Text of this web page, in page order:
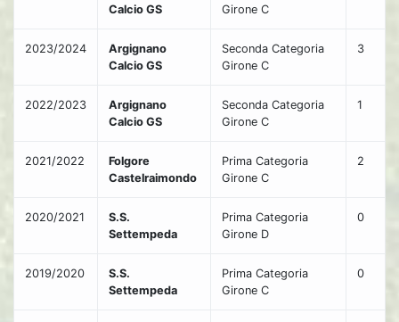
Calcio GS
Girone C
2023/2024
Argignano
Calcio GS
Seconda Categoria
Girone C
3
2022/2023
Argignano
Calcio GS
Seconda Categoria
Girone C
1
2021/2022
Folgore
Castelraimondo
Prima Categoria
Girone C
2
2020/2021
S.S.
Settempeda
Prima Categoria
Girone D
0
2019/2020
S.S.
Settempeda
Prima Categoria
Girone C
0